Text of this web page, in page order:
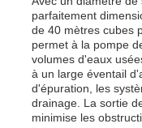
Vidéos
A propos de nous
Visite d'usine
parfaitement
de 40 mètres cubes
permet à la pompe
volumes d'eaux
à un large éventail
d'épuration, les
drainage. La sortie
minimise les